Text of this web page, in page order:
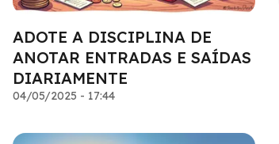
ADOTE A DISCIPLINA DE
ANOTAR ENTRADAS E SAÍDAS
DIARIAMENTE
04/05/2025 - 17:44